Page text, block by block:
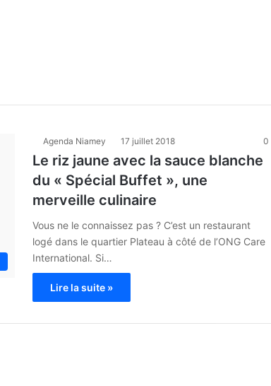
Agenda Niamey 17 juillet 2018 0
Le riz jaune avec la sauce blanche
du « Spécial Buffet », une
merveille culinaire
Vous ne le connaissez pas ? C’est un restaurant
logé dans le quartier Plateau à côté de l’ONG Care
International. Si…
Lire la suite »